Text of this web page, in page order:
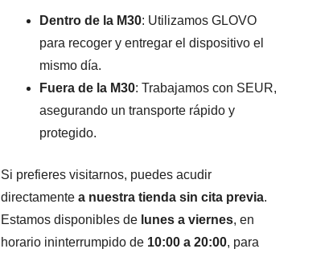
Dentro de la M30: Utilizamos GLOVO
para recoger y entregar el dispositivo el
mismo día.
Fuera de la M30: Trabajamos con SEUR,
asegurando un transporte rápido y
protegido.
Si prefieres visitarnos, puedes acudir
directamentea nuestra tienda sin cita previa.
Estamos disponibles de lunes a viernes, en
horario ininterrumpido de 10:00 a 20:00, para